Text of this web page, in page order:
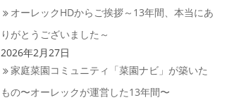
オーレックHDからご挨拶～13年間、本当にあ
りがとうございました～
2026年2月27日
家庭菜園コミュニティ「菜園ナビ」が築いた
もの〜オーレックが運営した13年間〜